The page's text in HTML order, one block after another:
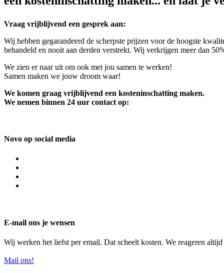
Vraag vrijblijvend een gesprek aan:
Wij hebben gegarandeerd de scherpste prijzen voor de hoogste
behandeld en nooit aan derden verstrekt. Wij verkrijgen meer dan
We zien er naar uit om ook met jou samen te werken!
Samen maken we jouw droom waar!
We komen graag vrijblijvend een kosteninschatting maken.
We nemen binnen 24 uur contact op:
Novo op social media
E-mail ons je wensen
Wij werken het liefst per email. Dat scheelt kosten. We reageren
Mail ons!